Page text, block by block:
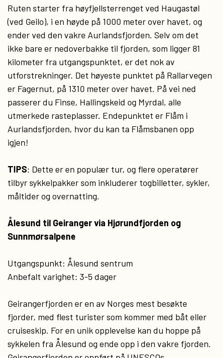
Ruten starter fra høyfjellsterrenget ved Haugastøl
(ved Geilo), i en høyde på 1000 meter over havet, og
ender ved den vakre Aurlandsfjorden. Selv om det
ikke bare er nedoverbakke til fjorden, som ligger 81
kilometer fra utgangspunktet, er det nok av
utforstrekninger. Det høyeste punktet på Rallarvegen
er Fagernut, på 1310 meter over havet. På vei ned
passerer du Finse, Hallingskeid og Myrdal, alle
utmerkede rasteplasser. Endepunktet er Flåm i
Aurlandsfjorden, hvor du kan ta Flåmsbanen opp
igjen!
TIPS: Dette er en populær tur, og flere operatører
tilbyr sykkelpakker som inkluderer togbilletter, sykler,
måltider og overnatting.
Ålesund til Geiranger via Hjørundfjorden og
Sunnmørsalpene
Utgangspunkt: Ålesund sentrum
Anbefalt varighet: 3-5 dager
Geirangerfjorden er en av Norges mest besøkte
fjorder, med flest turister som kommer med båt eller
cruiseskip. For en unik opplevelse kan du hoppe på
sykkelen fra Ålesund og ende opp i den vakre fjorden.